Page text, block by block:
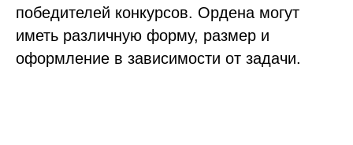
победителей конкурсов. Ордена могут
иметь различную форму, размер и
оформление в зависимости от задачи.